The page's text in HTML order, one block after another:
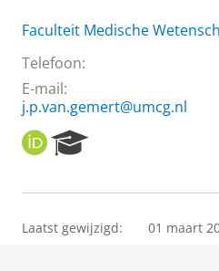
Faculteit Medische
Telefoon:
E-mail:
j.p.van.gemert@umcg.nl
O
R
I
e
r
Laatst gewijzigd: 01 maart